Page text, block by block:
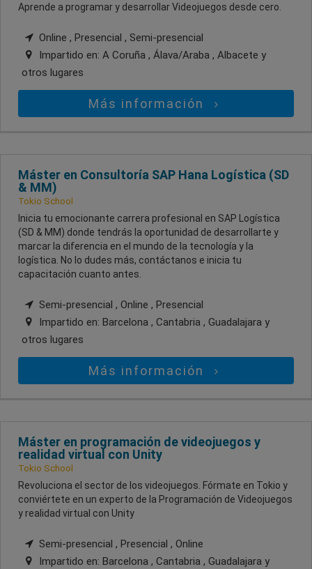
Aprende a programar y desarrollar Videojuegos desde cero.
Online , Presencial , Semi-presencial
Impartido en: A Coruña , Álava/Araba , Albacete y
otros lugares
Más información
Máster en Consultoría SAP Hana Logística (SD
& MM)
Tokio School
Inicia tu emocionante carrera profesional en SAP Logística
(SD & MM) donde tendrás la oportunidad de desarrollarte y
marcar la diferencia en el mundo de la tecnología y la
logística. No lo dudes más, contáctanos e inicia tu
capacitación cuanto antes.
Semi-presencial , Online , Presencial
Impartido en: Barcelona , Cantabria , Guadalajara y
otros lugares
Más información
Máster en programación de videojuegos y
realidad virtual con Unity
Tokio School
Revoluciona el sector de los videojuegos. Fórmate en Tokio y
conviértete en un experto de la Programación de Videojuegos
y realidad virtual con Unity
Semi-presencial , Presencial , Online
Impartido en: Barcelona , Cantabria , Guadalajara y